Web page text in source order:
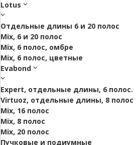
Lotus
Отдельные длины 6 и 20 полос
Mix, 6 и 20 полос
Mix, 6 полос, омбре
Mix, 6 полос, цветные
Evabond
Expert, отдельные длины, 6 полос.
Virtuoz, отдельные длины, 8 полос
Mix, 16 полос
Mix, 8 полос
Mix, 20 полос
Пучковые и подиумные